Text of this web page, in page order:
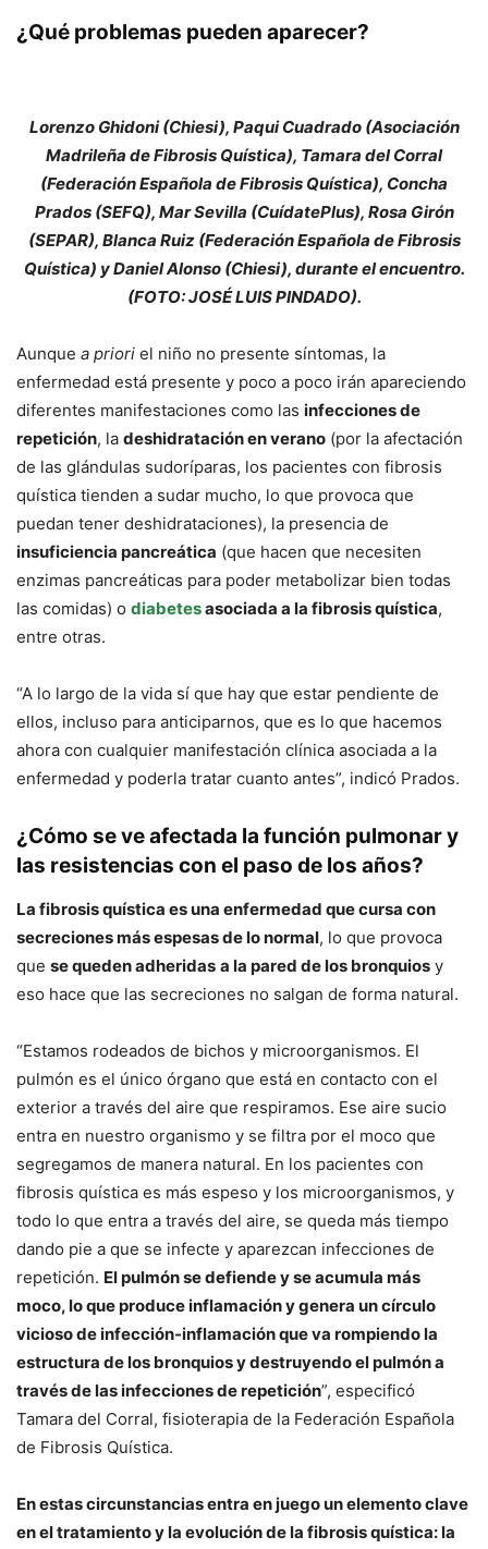
¿Qué problemas pueden aparecer?
Lorenzo Ghidoni (Chiesi), Paqui Cuadrado (Asociación
Madrileña de Fibrosis Quística), Tamara del Corral
(Federación Española de Fibrosis Quística), Concha
Prados (SEFQ), Mar Sevilla (CuídatePlus), Rosa Girón
(SEPAR), Blanca Ruiz (Federación Española de Fibrosis
Quística) y Daniel Alonso (Chiesi), durante el encuentro.
(FOTO: JOSÉ LUIS PINDADO).
Aunque a priori el niño no presente síntomas, la
enfermedad está presente y poco a poco irán apareciendo
diferentes manifestaciones como las infecciones de
repetición, la deshidratación en verano (por la afectación
de las glándulas sudoríparas, los pacientes con fibrosis
quística tienden a sudar mucho, lo que provoca que
puedan tener deshidrataciones), la presencia de
insuficiencia pancreática (que hacen que necesiten
enzimas pancreáticas para poder metabolizar bien todas
las comidas) o diabetesasociada a la fibrosis quística,
entre otras.
“A lo largo de la vida sí que hay que estar pendiente de
ellos, incluso para anticiparnos, que es lo que hacemos
ahora con cualquier manifestación clínica asociada a la
enfermedad y poderla tratar cuanto antes”, indicó Prados.
¿Cómo se ve afectada la función pulmonar y
las resistencias con el paso de los años?
La fibrosis quística es una enfermedad que cursa con
secreciones más espesas de lo normal, lo que provoca
que se queden adheridas a la pared de los bronquios y
eso hace que las secreciones no salgan de forma natural.
“Estamos rodeados de bichos y microorganismos. El
pulmón es el único órgano que está en contacto con el
exterior a través del aire que respiramos. Ese aire sucio
entra en nuestro organismo y se filtra por el moco que
segregamos de manera natural. En los pacientes con
fibrosis quística es más espeso y los microorganismos, y
todo lo que entra a través del aire, se queda más tiempo
dando pie a que se infecte y aparezcan infecciones de
repetición. El pulmón se defiende y se acumula más
moco, lo que produce inflamación y genera un círculo
vicioso de infección-inflamación que va rompiendo la
estructura de los bronquios y destruyendo el pulmón a
través de las infecciones de repetición”, especificó
Tamara del Corral, fisioterapia de la Federación Española
de Fibrosis Quística.
En estas circunstancias entra en juego un elemento clave
en el tratamiento y la evolución de la fibrosis quística: la